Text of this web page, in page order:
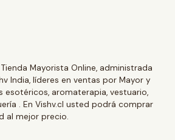
Mayorista Online, administrada
India, líderes en ventas por Mayor y
aromaterapia, vestuario,
. En Vishv.cl usted podrá comprar
al mejor precio.